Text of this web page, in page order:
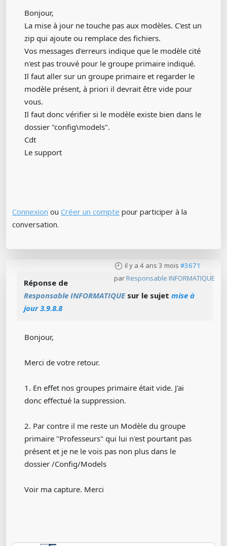
Bonjour,
La mise à jour ne touche pas aux modèles. C'est un
zip qui ajoute ou remplace des fichiers.
Vos messages d'erreurs indique que le modèle cité
n'est pas trouvé pour le groupe primaire indiqué.
Il faut aller sur un groupe primaire et regarder le
modèle présent, à priori il devrait être vide pour
vous.
Il faut donc vérifier si le modèle existe bien dans le
dossier "config\models".
Cdt
Le support
Connexion ou Créer un compte pour participer à la
conversation.
il y a 4 ans 3 mois #3671
par Responsable INFORMATIQUE
Réponse de
Responsable INFORMATIQUEsur le sujet mise à
jour 3.9.8.8
Bonjour,
Merci de votre retour.
1. En effet nos groupes primaire était vide. J'ai
donc effectué la suppression.
2. Par contre il me reste un Modèle du groupe
primaire "Professeurs" qui lui n'est pourtant pas
présent et je ne le vois pas non plus dans le
dossier /Config/Models
Voir ma capture. Merci